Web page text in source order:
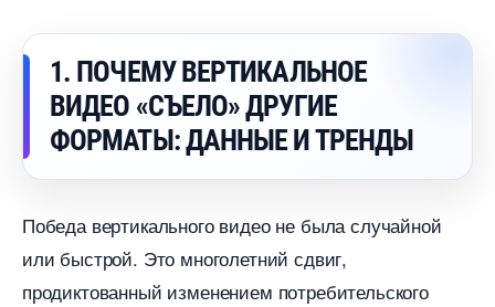
1. ПОЧЕМУ ВЕРТИКАЛЬНОЕ
ИДЕО «СЪЕЛО» ДРУГИЕ
ФОРМАТЫ: ДАННЫЕ И ТРЕНДЫ
Победа вертикального видео не была случайной
или быстрой. Это многолетний сдвиг,
продиктованный изменением потребительского